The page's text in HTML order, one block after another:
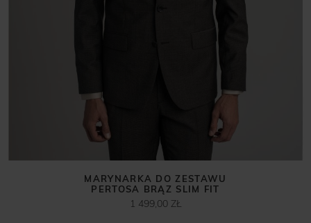
MARYNARKA DO ZESTAWU
PERTOSA BRĄZ SLIM FIT
1 499,00 ZŁ